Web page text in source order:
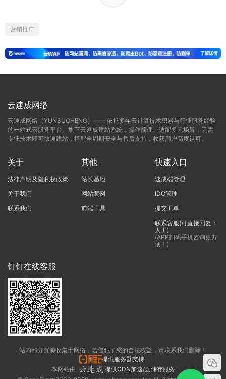
营销推广
云速成网络
云速成网络（YUNSUCHENG）—— 依托多年云计算技术积累与行业服务经验
的一站式云服务平台。旗下云速成建站系统，操作简便、适配多元场景，无需
专业技术即可快速建站，搭配全周期安全与售后支持，收获用户高度认可。
关于
法律声明及隐私权政策
关于我们
联系我们
其他
站长基地
网站案例
前端工具
快速入口
速成端管理
IDC管理
提交工单
联系客服(可直接回复：
人工)
(APP扫码手机咨询更方
便！)
钉钉在线客服
站内部分资源收集于网络，若侵犯了您的合法权益，请联系我们删除！
提供服务器支持
本网站由
提供CDN加速/云储存服务